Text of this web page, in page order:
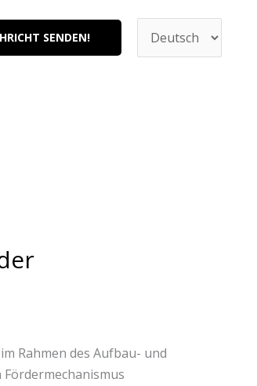
SENDEN!
auswählen
Rahmen des Aufbau- und